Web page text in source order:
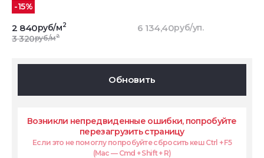
-15%
2 840руб/м2
3 320руб/м2
6 134,40руб/уп.
Обновить
Возникли непредвиденные ошибки, попробуйте
перезагрузить страницу
Если это не помоглу попробуйте сбросить кеш Ctrl + F5
(Mac — Cmd + Shift + R)